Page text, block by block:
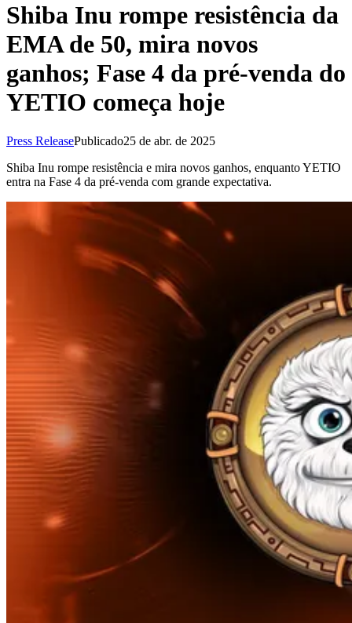
Shiba Inu rompe resistência da
EMA de 50, mira novos
ganhos; Fase 4 da pré-venda do
YETIO começa hoje
Press ReleasePublicado25 de abr. de 2025
Shiba Inu rompe resistência e mira novos ganhos, enquanto YETIO
entra na Fase 4 da pré-venda com grande expectativa.